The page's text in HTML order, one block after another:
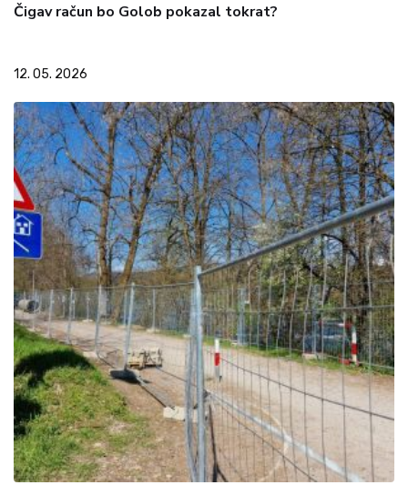
Čigav račun bo Golob pokazal tokrat?
12. 05. 2026